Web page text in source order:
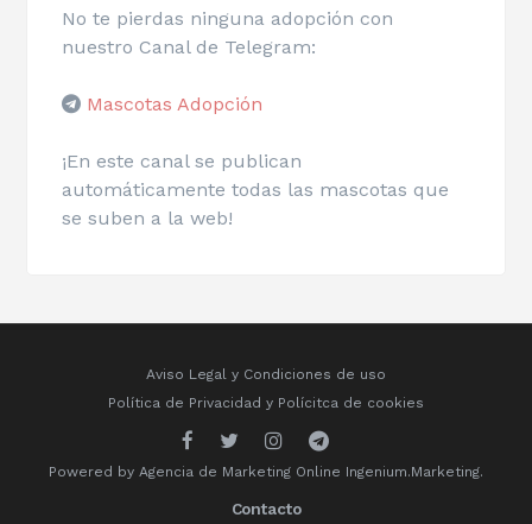
No te pierdas ninguna adopción con
nuestro Canal de Telegram:
Mascotas Adopción
¡En este canal se publican
automáticamente todas las mascotas que
se suben a la web!
Aviso Legal y Condiciones de uso
Política de Privacidad y Polícitca de cookies
Powered by Agencia de Marketing Online Ingenium.Marketing.
Contacto